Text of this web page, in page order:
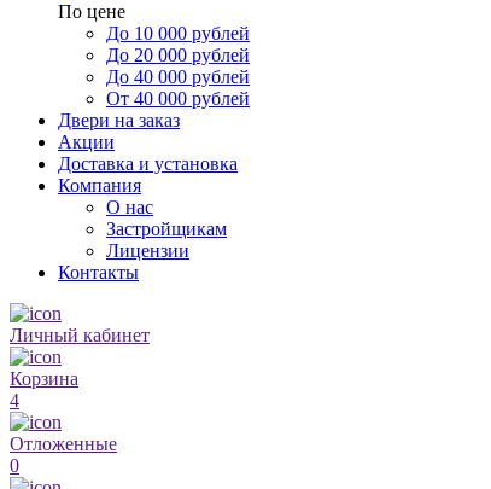
По цене
До 10 000 рублей
До 20 000 рублей
До 40 000 рублей
От 40 000 рублей
Двери на заказ
Акции
Доставка и установка
Компания
О нас
Застройщикам
Лицензии
Контакты
Личный кабинет
Корзина
4
Отложенные
0